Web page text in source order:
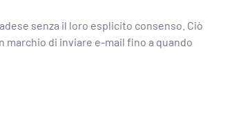
senza il loro esplicito consenso. Ciò
marchio di inviare e-mail fino a quando